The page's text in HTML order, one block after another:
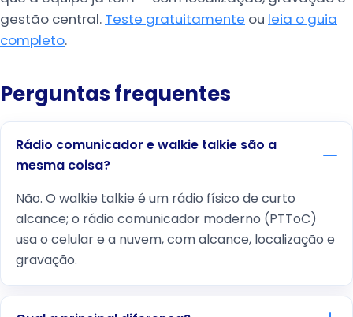
gestão central. Teste gratuitamente ou leia o guia
completo.
Perguntas frequentes
Rádio comunicador e walkie talkie são a
mesma coisa?
Não. O walkie talkie é um rádio físico de curto
alcance; o rádio comunicador moderno (PTToC)
usa o celular e a nuvem, com alcance, localização e
gravação.